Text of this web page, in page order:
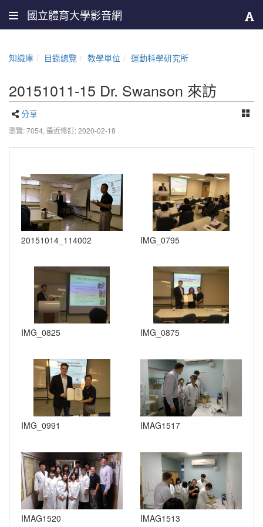
國立體育大學影音網
知識庫 目錄總覽 教學單位 運動科學研究所
20151011-15 Dr. Swanson 來訪
分享
瀏覽: 7054, 最近修訂: 2020-02-18
20151014_114002 IMG_0795
IMG_0825 IMG_0875
IMG_0991 IMAG1517
IMAG1520 IMAG1513